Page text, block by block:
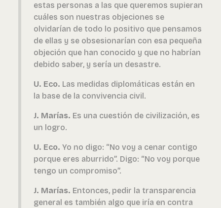
estas personas a las que queremos supieran
cuáles son nuestras objeciones se
olvidarían de todo lo positivo que pensamos
de ellas y se obsesionarían con esa pequeña
objeción que han conocido y que no habrían
debido saber, y sería un desastre.
U. Eco. Las medidas diplomáticas están en
la base de la convivencia civil.
J. Marías. Es una cuestión de civilización, es
un logro.
U. Eco. Yo no digo: “No voy a cenar contigo
porque eres aburrido”. Digo: “No voy porque
tengo un compromiso”.
J. Marías. Entonces, pedir la transparencia
general es también algo que iría en contra